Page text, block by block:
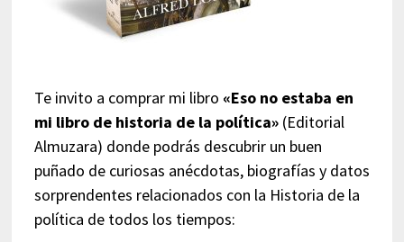
Te invito a comprar mi libro «Eso no estaba en
mi libro de historia de la política»(Editorial
Almuzara) donde podrás descubrir un buen
puñado de curiosas anécdotas, biografías y datos
sorprendentes relacionados con la Historia de la
política de todos los tiempos: